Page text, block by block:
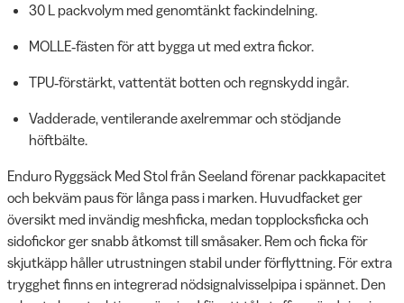
30 L packvolym med genomtänkt fackindelning.
MOLLE‑fästen för att bygga ut med extra fickor.
TPU‑förstärkt, vattentät botten och regnskydd ingår.
Vadderade, ventilerande axelremmar och stödjande
höftbälte.
Enduro Ryggsäck Med Stol från Seeland förenar packkapacitet
och bekväm paus för långa pass i marken. Huvudfacket ger
översikt med invändig meshficka, medan topplocksficka och
sidofickor ger snabb åtkomst till småsaker. Rem och ficka för
skjutkäpp håller utrustningen stabil under förflyttning. För extra
trygghet finns en integrerad nödsignalvisselpipa i spännet. Den